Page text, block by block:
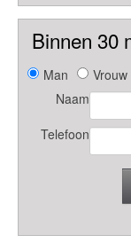
Binnen 30
Man
Vrouw
Naam
Telefoon